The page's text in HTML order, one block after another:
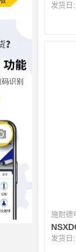
发货日:
施耐德
发货日